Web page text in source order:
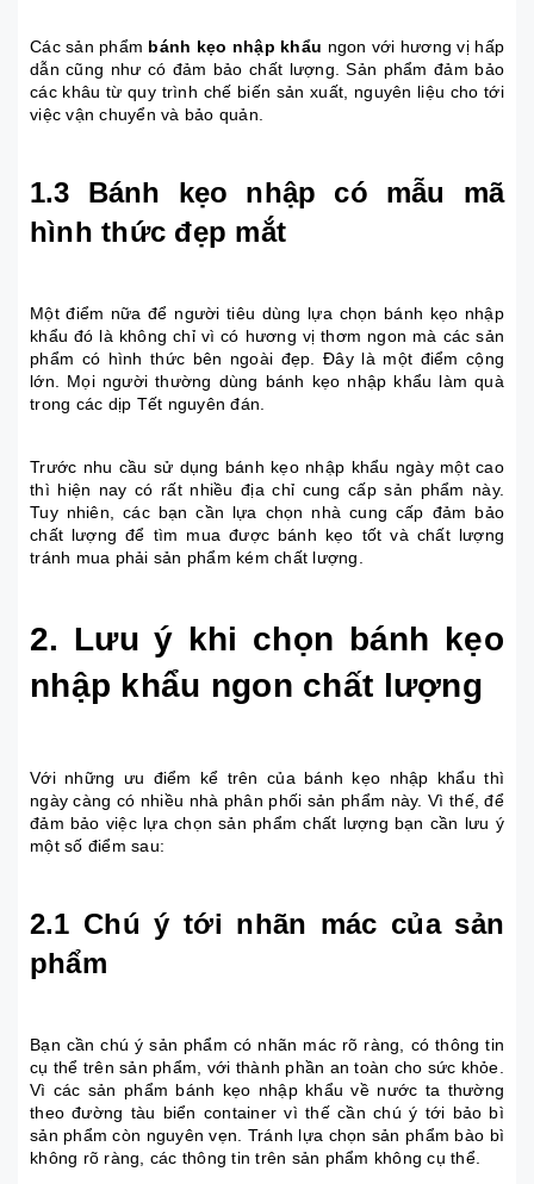
Các sản phẩm bánh kẹo nhập khẩu ngon với hương vị hấp
dẫn cũng như có đảm bảo chất lượng. Sản phẩm đảm bảo
các khâu từ quy trình chế biến sản xuất, nguyên liệu cho tới
việc vận chuyển và bảo quản.
1.3 Bánh kẹo nhập có mẫu mã
hình thức đẹp mắt
Một điểm nữa để người tiêu dùng lựa chọn bánh kẹo nhập
khẩu đó là không chỉ vì có hương vị thơm ngon mà các sản
phẩm có hình thức bên ngoài đẹp. Đây là một điểm cộng
lớn. Mọi người thường dùng bánh kẹo nhập khẩu làm quà
trong các dịp Tết nguyên đán.
Trước nhu cầu sử dụng bánh kẹo nhập khẩu ngày một cao
thì hiện nay có rất nhiều địa chỉ cung cấp sản phẩm này.
Tuy nhiên, các bạn cần lựa chọn nhà cung cấp đảm bảo
chất lượng để tìm mua được bánh kẹo tốt và chất lượng
tránh mua phải sản phẩm kém chất lượng.
2. Lưu ý khi chọn bánh kẹo
nhập khẩu ngon chất lượng
Với những ưu điểm kể trên của bánh kẹo nhập khẩu thì
ngày càng có nhiều nhà phân phối sản phẩm này. Vì thế, để
đảm bảo việc lựa chọn sản phẩm chất lượng bạn cần lưu ý
một số điểm sau:
2.1 Chú ý tới nhãn mác của sản
phẩm
Bạn cần chú ý sản phẩm có nhãn mác rõ ràng, có thông tin
cụ thể trên sản phẩm, với thành phần an toàn cho sức khỏe.
Vì các sản phẩm bánh kẹo nhập khẩu về nước ta thường
theo đường tàu biển container vì thế cần chú ý tới bảo bì
sản phẩm còn nguyên vẹn. Tránh lựa chọn sản phẩm bào bì
không rõ ràng, các thông tin trên sản phẩm không cụ thể.